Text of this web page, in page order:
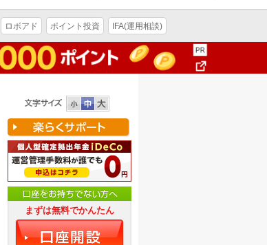
ロボアド ポイント投資 IFA(運用相談)
まずは無料でかんたん